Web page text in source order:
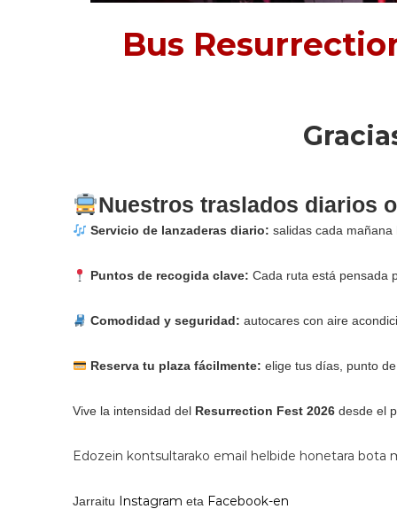
Bus
Nuestros traslados diarios
Servicio de lanzaderas diario: salidas cada
Puntos de recogida clave: Cada ruta está pensada
Comodidad y seguridad: autocares con aire
Reserva tu plaza fácilmente: elige tus días, punto
Vive la intensidad del Resurrection Fest 2026 desde el
Edozein kontsultarako email helbide honetara bota
Jarraitu Instagram eta Facebook-en